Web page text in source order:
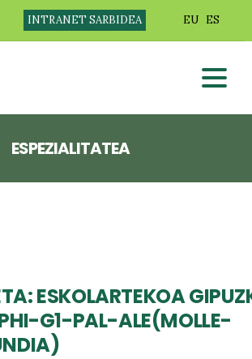
INTRANET SARBIDEA EU ES
ESPEZIALITATEA
ESKOLARTEKOA
G1-PAL-ALE(MOLLE-